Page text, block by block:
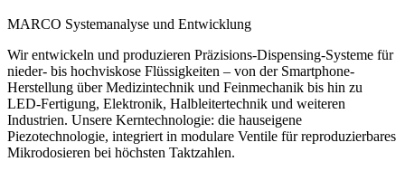
MARCO Systemanalyse und Entwicklung
Wir entwickeln und produzieren Präzisions-Dispensing-Systeme für
nieder- bis hochviskose Flüssigkeiten – von der Smartphone-
Herstellung über Medizintechnik und Feinmechanik bis hin zu
LED-Fertigung, Elektronik, Halbleitertechnik und weiteren
Industrien. Unsere Kerntechnologie: die hauseigene
Piezotechnologie, integriert in modulare Ventile für reproduzierbares
Mikrodosieren bei höchsten Taktzahlen.